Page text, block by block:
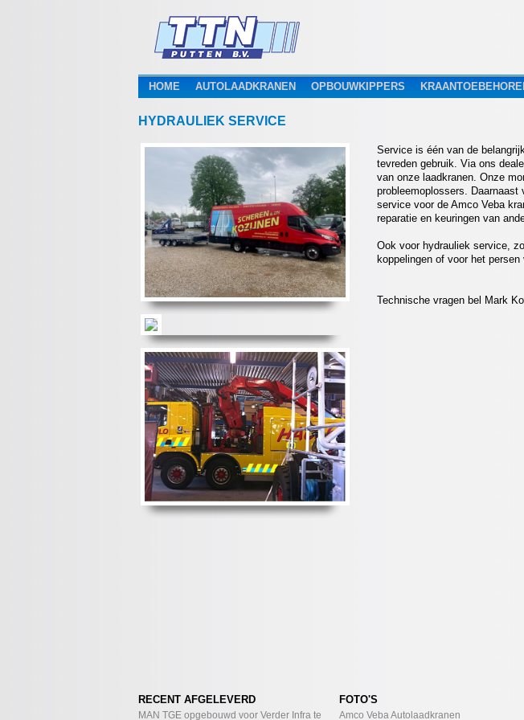
HOME AUTOLAADKRANEN OPBOUWKIPPERS
HYDRAULIEK SERVICE
Service is één van de
tevreden gebruik. Via ons
van onze laadkranen. Onze
probleemoplossers.
service voor de Amco Veba
reparatie en keuringen van
Ook voor hydrauliek service,
koppelingen of voor het
Technische vragen bel Mark
RECENT AFGELEVERD
MAN TGE opgebouwd voor Verder Infra te
FOTO'S
Amco Veba Autolaadkranen